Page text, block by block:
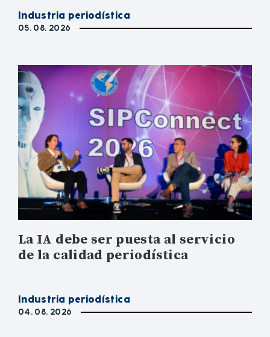
Industria periodística
05. 08. 2026
La IA debe ser puesta al servicio
de la calidad periodística
Industria periodística
04. 08. 2026